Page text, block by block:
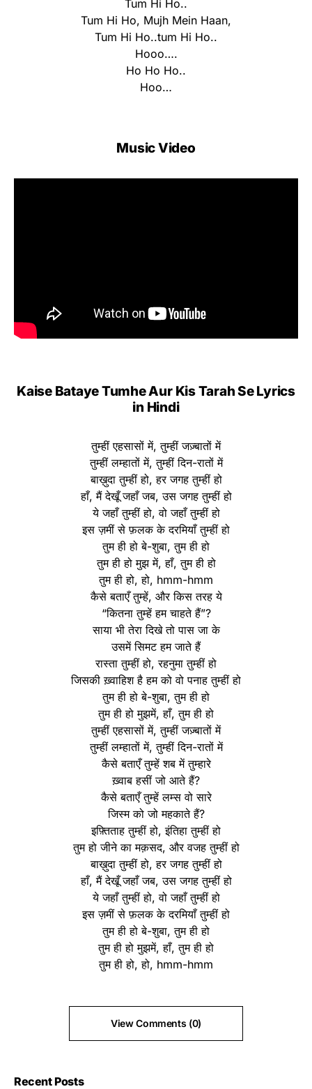
Tum Hi Ho..
Tum Hi Ho, Mujh Mein Haan,
Tum Hi Ho..tum Hi Ho..
Hooo….
Ho Ho Ho..
Hoo…
Music Video
Kaise Bataye Tumhe Aur Kis Tarah Se Lyrics
in Hindi
तुम्हीं एहसासों में, तुम्हीं जज़्बातों में
तुम्हीं लम्हातों में, तुम्हीं दिन-रातों में
बाख़ुदा तुम्हीं हो, हर जगह तुम्हीं हो
हाँ, मैं देखूँ जहाँ जब, उस जगह तुम्हीं हो
ये जहाँ तुम्हीं हो, वो जहाँ तुम्हीं हो
इस ज़मीं से फ़लक के दरमियाँ तुम्हीं हो
तुम ही हो बे-शुबा, तुम ही हो
तुम ही हो मुझ में, हाँ, तुम ही हो
तुम ही हो, हो, hmm-hmm
कैसे बताएँ तुम्हें, और किस तरह ये
“कितना तुम्हें हम चाहते हैं”?
साया भी तेरा दिखे तो पास जा के
उसमें सिमट हम जाते हैं
रास्ता तुम्हीं हो, रहनुमा तुम्हीं हो
जिसकी ख़्वाहिश है हम को वो पनाह तुम्हीं हो
तुम ही हो बे-शुबा, तुम ही हो
तुम ही हो मुझमें, हाँ, तुम ही हो
तुम्हीं एहसासों में, तुम्हीं जज़्बातों में
तुम्हीं लम्हातों में, तुम्हीं दिन-रातों में
कैसे बताएँ तुम्हें शब में तुम्हारे
ख़्वाब हसीं जो आते हैं?
कैसे बताएँ तुम्हें लम्स वो सारे
जिस्म को जो महकाते हैं?
इफ़्तिताह तुम्हीं हो, इंतिहा तुम्हीं हो
तुम हो जीने का मक़सद, और वजह तुम्हीं हो
बाख़ुदा तुम्हीं हो, हर जगह तुम्हीं हो
हाँ, मैं देखूँ जहाँ जब, उस जगह तुम्हीं हो
ये जहाँ तुम्हीं हो, वो जहाँ तुम्हीं हो
इस ज़मीं से फ़लक के दरमियाँ तुम्हीं हो
तुम ही हो बे-शुबा, तुम ही हो
तुम ही हो मुझमें, हाँ, तुम ही हो
तुम ही हो, हो, hmm-hmm
View Comments (0)
Recent Posts